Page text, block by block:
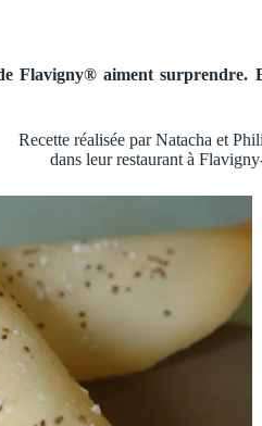
Flavigny® aiment surprendre.
Recette réalisée par Natacha et
dans leur restaurant à